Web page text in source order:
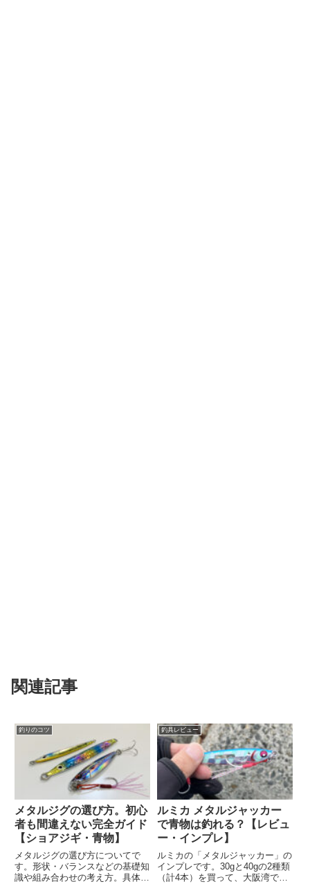
関連記事
釣りのコツ
メタルジグの選び方。初心
者も間違えない完全ガイド
【ショアジギ・青物】
メタルジグの選び方についてで
す。形状・バランスなどの基礎知
識や組み合わせの考え方。具体的
釣具レビュー
ルミカ メタルジャッカー
で青物は釣れる？【レビュ
ー・インプレ】
ルミカの「メタルジャッカー」の
インプレです。30gと40gの2種類
（計4本）を買って、大阪湾で青